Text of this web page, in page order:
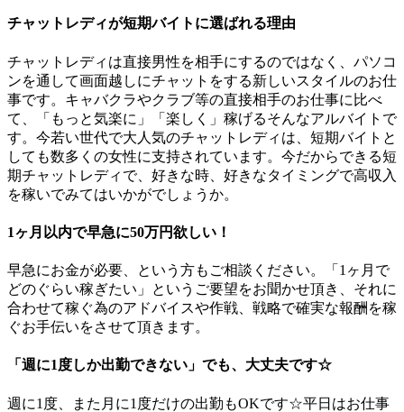
チャットレディが短期バイトに選ばれる理由
チャットレディは直接男性を相手にするのではなく、パソコ
ンを通して画面越しにチャットをする新しいスタイルのお仕
事です。キャバクラやクラブ等の直接相手のお仕事に比べ
て、「もっと気楽に」「楽しく」稼げるそんなアルバイトで
す。今若い世代で大人気のチャットレディは、短期バイトと
しても数多くの女性に支持されています。今だからできる短
期チャットレディで、好きな時、好きなタイミングで高収入
を稼いでみてはいかがでしょうか。
1ヶ月以内で早急に50万円欲しい！
早急にお金が必要、という方もご相談ください。「1ヶ月で
どのぐらい稼ぎたい」というご要望をお聞かせ頂き、それに
合わせて稼ぐ為のアドバイスや作戦、戦略で確実な報酬を稼
ぐお手伝いをさせて頂きます。
「週に1度しか出勤できない」でも、大丈夫です☆
週に1度、また月に1度だけの出勤もOKです☆平日はお仕事